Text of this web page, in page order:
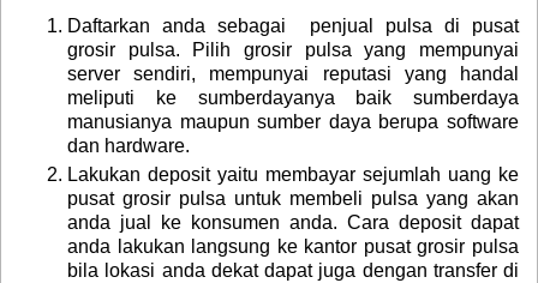
Daftarkan anda sebagai penjual pulsa di pusat
grosir pulsa. Pilih grosir pulsa yang mempunyai
server sendiri, mempunyai reputasi yang handal
meliputi ke sumberdayanya baik sumberdaya
manusianya maupun sumber daya berupa software
dan hardware.
Lakukan deposit yaitu membayar sejumlah uang ke
pusat grosir pulsa untuk membeli pulsa yang akan
anda jual ke konsumen anda. Cara deposit dapat
anda lakukan langsung ke kantor pusat grosir pulsa
bila lokasi anda dekat dapat juga dengan transfer di